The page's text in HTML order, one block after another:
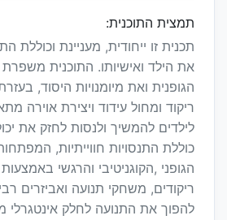
תמצית התוכנית:
תכנית זו ייחודית, מעניינת וכוללת
את הילד ואישיותו. התוכנית
הגופנית ואת מיומנויות היסוד,
ריקוד ומחול עידוד ויצירת אוירה
לילדים להמשיך ולנסות לחזק את
כוללת התנסויות חווייתיות,
הגופני ,הקוגניטיבי והרגשי
ריקודים, משחקי תנועה ואביזרים
להפוך את התנועה לחלק אינטגרלי